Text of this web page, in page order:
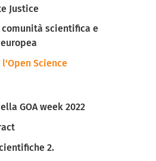
Justice
comunità scientifica e
Science
GOA week 2022
2.